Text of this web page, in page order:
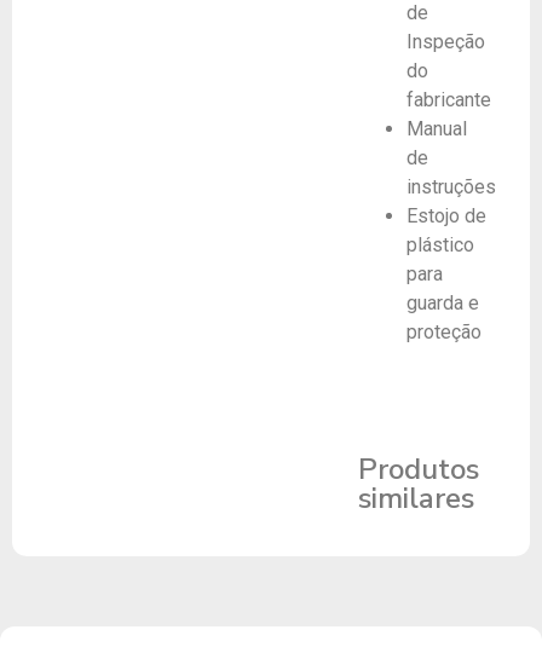
de
Inspeção
do
fabricante
Manual
de
instruções
Estojo de
plástico
para
guarda e
proteção
Produtos
similares